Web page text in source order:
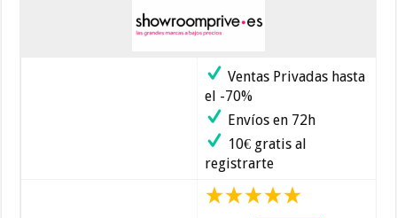
Ventas Privadas hasta
el -70%
Envíos en 72h
10€ gratis al
registrarte